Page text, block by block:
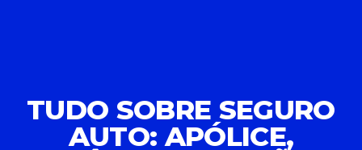
TUDO SOBRE SEGURO
AUTO: APÓLICE,